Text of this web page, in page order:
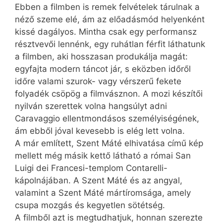
Ebben a filmben is remek felvételek tárulnak a
néző szeme elé, ám az előadásmód helyenként
kissé dagályos. Mintha csak egy performansz
résztvevői lennénk, egy ruhátlan férfit láthatunk
a filmben, aki hosszasan produkálja magát:
egyfajta modern táncot jár, s eközben időről
időre valami szurok- vagy vérszerű fekete
folyadék csöpög a filmvásznon. A mozi készítői
nyilván szerettek volna hangsúlyt adni
Caravaggio ellentmondásos személyiségének,
ám ebből jóval kevesebb is elég lett volna.
A már említett, Szent Máté el­hi­va­tása című kép
mellett még másik kettő látható a római San
Luigi dei Fran­cesi-templom Contarelli-
kápolnájában.­ A Szent Máté és az angyal,
valamint a Szent Máté mártíromsága, amely
csupa mozgás és kegyetlen sötétség.
A filmből azt is megtudhatjuk, honnan szerezte